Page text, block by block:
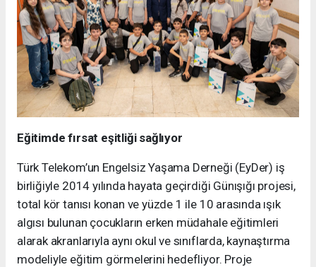
Eğitimde fırsat eşitliği sağlıyor
Türk Telekom’un Engelsiz Yaşama Derneği (EyDer) iş
birliğiyle 2014 yılında hayata geçirdiği Günışığı projesi,
total kör tanısı konan ve yüzde 1 ile 10 arasında ışık
algısı bulunan çocukların erken müdahale eğitimleri
alarak akranlarıyla aynı okul ve sınıflarda, kaynaştırma
modeliyle eğitim görmelerini hedefliyor. Proje